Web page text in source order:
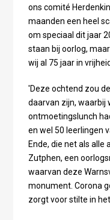
ons comité
maanden een heel
om speciaal dit jaar
staan bij oorlog,
wij al 75 jaar in
'Deze ochtend zou
daarvan zijn, waarbij
ontmoetingslunch
en wel 50 leerlingen
Ende, die net als alle
Zutphen, een
waarvan deze
monument. Corona
zorgt voor stilte in